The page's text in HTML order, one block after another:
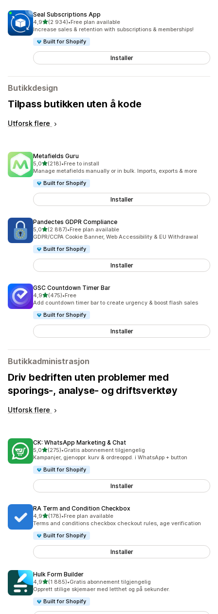
Seal Subscriptions App
4,9av 5 stjerner
(2 934)
Totalt 2934 omtaler
•Free plan available
Increase sales & retention with subscriptions & memberships!
Built for Shopify
Installer
Butikkdesign
Tilpass butikken uten å kode
Utforsk flere
Metafields Guru
5,0av 5 stjerner
(218)
Totalt 218 omtaler
•Free to install
Manage metafields manually or in bulk. Imports, exports & more
Built for Shopify
Installer
Pandectes GDPR Compliance
5,0av 5 stjerner
(2 887)
Totalt 2887 omtaler
•Free plan available
GDPR/CCPA Cookie Banner, Web Accessibility & EU Withdrawal
Built for Shopify
Installer
GSC Countdown Timer Bar
4,9av 5 stjerner
(475)
Totalt 475 omtaler
•Free
Add countdown timer bar to create urgency & boost flash sales
Built for Shopify
Installer
Butikkadministrasjon
Driv bedriften uten problemer med
sporings-, analyse- og driftsverktøy
Utforsk flere
CK: WhatsApp Marketing & Chat
5,0av 5 stjerner
(275)
Totalt 275 omtaler
•Gratis abonnement tilgjengelig
Kampanjer, gjenoppr. kurv & ordreoppd. i WhatsApp + button
Built for Shopify
Installer
RA Term and Condition Checkbox
4,9av 5 stjerner
(178)
Totalt 178 omtaler
•Free plan available
Terms and conditions checkbox checkout rules, age verification
Built for Shopify
Installer
Hulk Form Builder
4,9av 5 stjerner
(1 885)
Totalt 1885 omtaler
•Gratis abonnement tilgjengelig
Opprett stilige skjemaer med letthet og på sekunder.
Built for Shopify